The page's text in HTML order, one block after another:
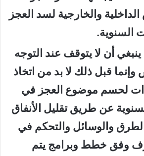
والخارجية لسد العجز
السنوية.
أن لا يتوقف عند التوجه
وإنما قبل ذلك لا بد من اتخاذ
لحسم موضوع العجز في
عن طريق تقليل الأنفاق
والوسائل والتحكم في
وفق خطط وبرامج يتم